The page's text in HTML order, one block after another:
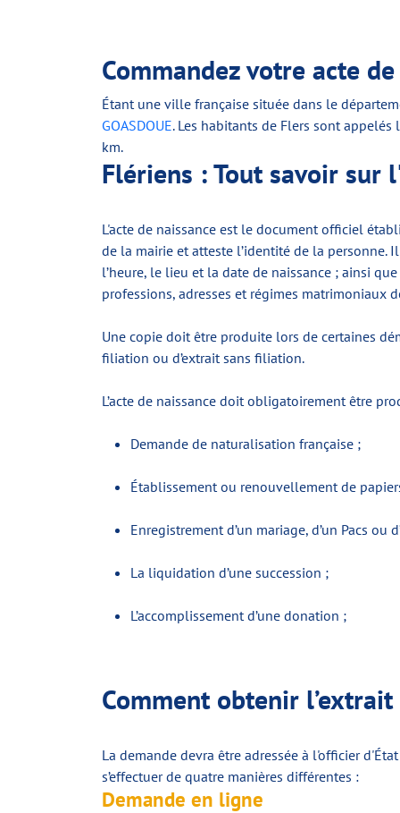
Commandez votre acte
Étant une ville française située dans le
GOASDOUE. Les habitants de Flers sont
km.
Flériens : Tout savoir sur
L'acte de naissance est le document officiel
de la mairie et atteste l’identité de la
l’heure, le lieu et la date de naissance ; ainsi
professions, adresses et régimes matrimoniaux
Une copie doit être produite lors de certaines
filiation ou d’extrait sans filiation.
L’acte de naissance doit obligatoirement être
Demande de naturalisation française ;
Établissement ou renouvellement de
Enregistrement d’un mariage, d’un Pacs ou
La liquidation d’une succession ;
L’accomplissement d’une donation ;
Comment obtenir l’extrait
La demande devra être adressée à l'officier
s’effectuer de quatre manières différentes :
Demande en ligne